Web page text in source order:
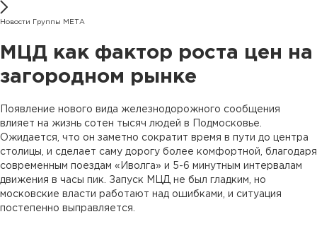
Новости Группы МЕТА
МЦД как фактор роста цен на
загородном рынке
Появление нового вида железнодорожного сообщения
влияет на жизнь сотен тысяч людей в Подмосковье.
Ожидается, что он заметно сократит время в пути до центра
столицы, и сделает саму дорогу более комфортной, благодаря
современным поездам «Иволга» и 5-6 минутным интервалам
движения в часы пик. Запуск МЦД не был гладким, но
московские власти работают над ошибками, и ситуация
постепенно выправляется.